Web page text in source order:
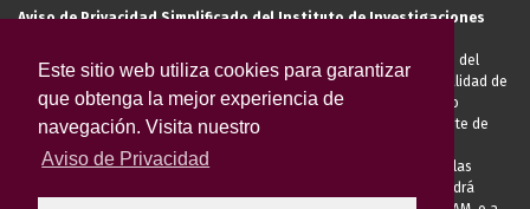
Este sitio web utiliza cookies para garantizar
que obtenga la mejor experiencia de
navegación. Visita nuestro
Aviso de Privacidad
Aviso de Privacidad Simplificado del Instituto de Investigaciones
El Instituto de Investigaciones Estéticas de la UNAM, es responsable del
tratamiento de sus datos personales para el registro de usted en calidad de
alumno, docente, personal de la entidad académica, conferencista o
invitado externo (nacional o extranjero), visitante, proveedor o cliente de
anteriormente descritas u otras aquellas exigidas legalmente o por las
autoridades competentes podrá transferir sus datos personales. Podrá